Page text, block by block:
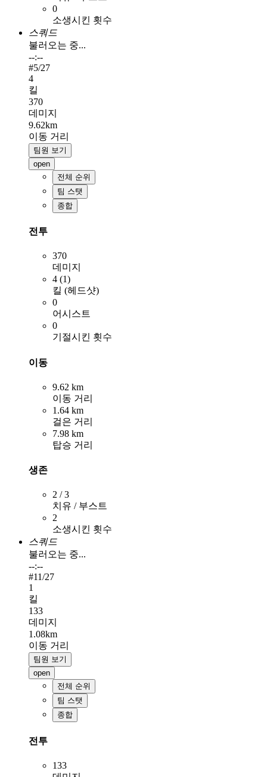
0
소생시킨 횟수
스쿼드
불러오는 중...
--:--
#5/27
4
킬
370
데미지
9.62km
이동 거리
팀원 보기
open
전체 순위
팀 스탯
종합
전투
370
데미지
4 (1)
킬 (헤드샷)
0
어시스트
0
기절시킨 횟수
이동
9.62 km
이동 거리
1.64 km
걸은 거리
7.98 km
탑승 거리
생존
2 / 3
치유 / 부스트
2
소생시킨 횟수
스쿼드
불러오는 중...
--:--
#11/27
1
킬
133
데미지
1.08km
이동 거리
팀원 보기
open
전체 순위
팀 스탯
종합
전투
133